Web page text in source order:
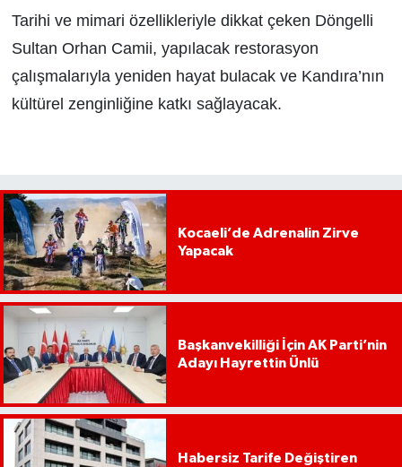
Tarihi ve mimari özellikleriyle dikkat çeken Döngelli
Sultan Orhan Camii, yapılacak restorasyon
çalışmalarıyla yeniden hayat bulacak ve Kandıra’nın
kültürel zenginliğine katkı sağlayacak.
Kocaeli’de Adrenalin Zirve
Yapacak
Başkanvekilliği İçin AK Parti’nin
Adayı Hayrettin Ünlü
Habersiz Tarife Değiştiren